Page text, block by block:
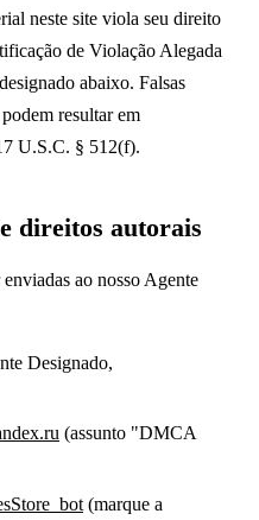
neste site viola seu direito
de Violação Alegada
abaixo. Falsas
resultar em
U.S.C. § 512(f).
direitos autorais
ao nosso Agente
Designado,
(assunto "DMCA
(marque a